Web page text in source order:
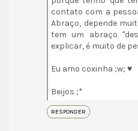
contato com a
Abraço, depende
tem um abraço
explicar, é muito de
Eu amo coxinha ;w; ♥
Beijos ;*
RESPONDER